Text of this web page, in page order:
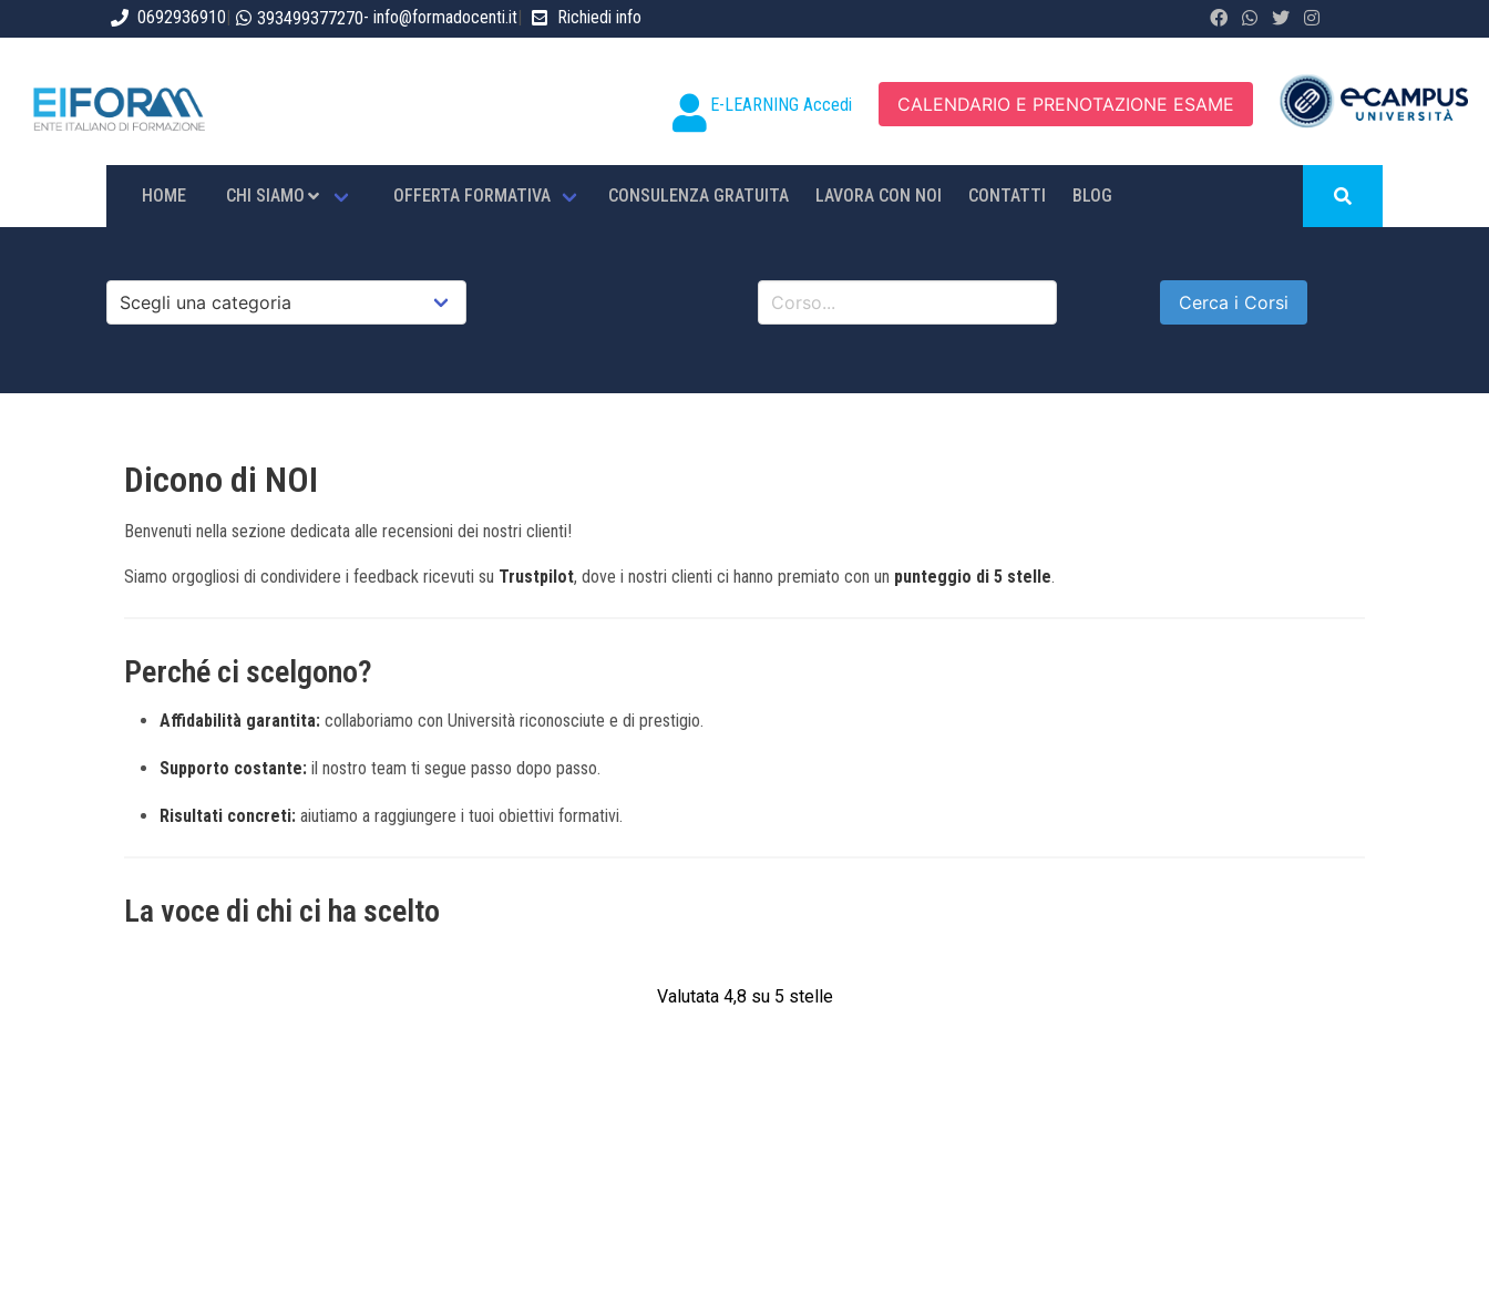
0692936910| 393499377270- info@formadocenti.it| Richiedi info
E-LEARNING Accedi CALENDARIO E PRENOTAZIONE ESAME
HOME CHI SIAMO OFFERTA FORMATIVA CONSULENZA GRATUITA LAVORA CON NOI CONTATTI BLOG
Cerca i Corsi
Dicono di NOI
Benvenuti nella sezione dedicata alle recensioni dei nostri clienti!
Siamo orgogliosi di condividere i feedback ricevuti su Trustpilot, dove i nostri clienti ci hanno premiato con un punteggio di 5 stelle.
Perché ci scelgono?
Affidabilità garantita: collaboriamo con Università riconosciute e di prestigio.
Supporto costante: il nostro team ti segue passo dopo passo.
Risultati concreti: aiutiamo a raggiungere i tuoi obiettivi formativi.
La voce di chi ci ha scelto